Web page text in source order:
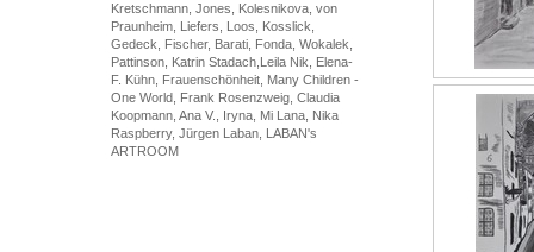
Kretschmann, Jones, Kolesnikova, von
Praunheim, Liefers, Loos, Kosslick,
Gedeck, Fischer, Barati, Fonda, Wokalek,
Pattinson, Katrin Stadach,Leila Nik, Elena-
F. Kühn, Frauenschönheit, Many Children -
One World, Frank Rosenzweig, Claudia
Koopmann, Ana V., Iryna, Mi Lana, Nika
Raspberry, Jürgen Laban, LABAN's
ARTROOM